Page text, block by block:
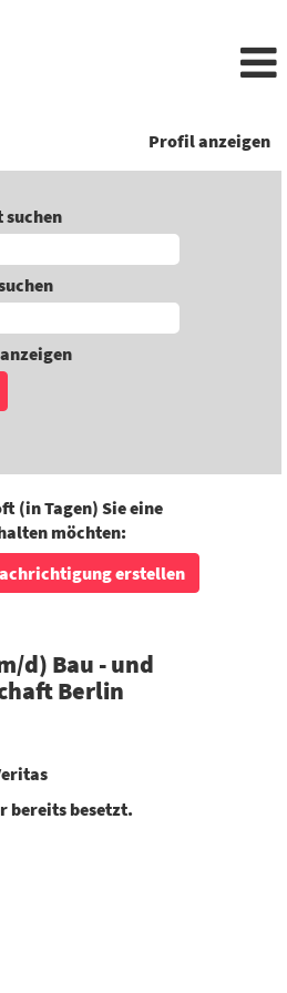
Profil anzeigen
suchen
(in Tagen) Sie eine
möchten:
erstellen
d) Bau - und
Berlin
bereits besetzt.